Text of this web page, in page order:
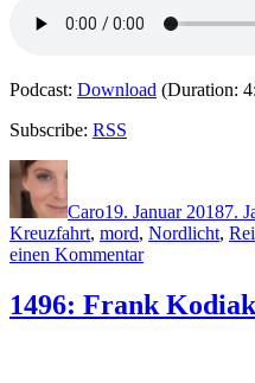
Podcast: Download (Duration:
Subscribe: RSS
Autor
Caro19. Januar 20187.
Kreuzfahrt, mord, Nordlicht,
einen Kommentarzu
Ruth
Ware-
1496: Frank